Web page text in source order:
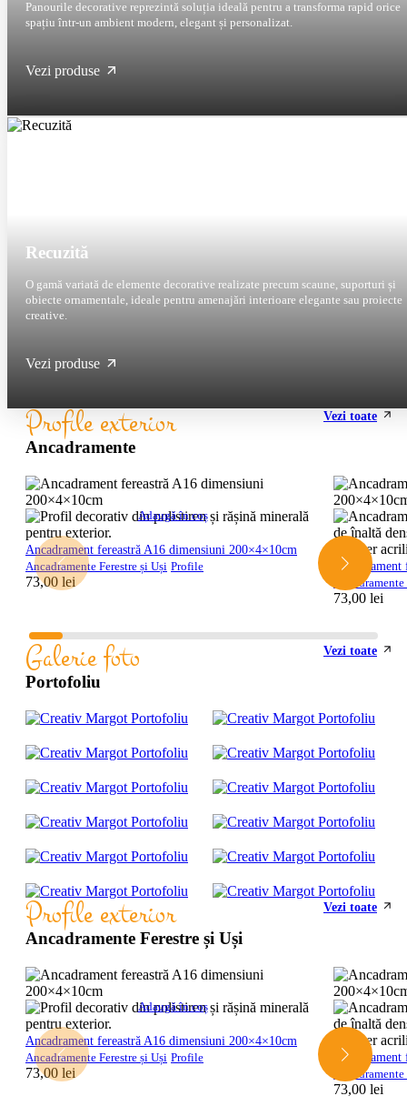
Panourile decorative reprezintă soluția ideală pentru a transforma rapid orice
spațiu într-un ambient modern, elegant și personalizat.
Vezi produse
Recuzită
O gamă variată de elemente decorative realizate precum scaune, suporturi și
obiecte ornamentale, ideale pentru amenajări interioare elegante sau proiecte
creative.
Vezi produse
Profile exterior
Ancadramente
Vezi toate
Adaugă în coș
Ancadrament fereastră A16 dimensiuni 200×4×10cm
Ancadramente Ferestre și Uși Profile
73,00 lei
73,00lei
Galerie foto
Portofoliu
Vezi toate
Profile exterior
Ancadramente Ferestre și Uși
Vezi toate
Adaugă în coș
Ancadrament fereastră A16 dimensiuni 200×4×10cm
Ancadramente Ferestre și Uși Profile
73,00 lei
73,00lei